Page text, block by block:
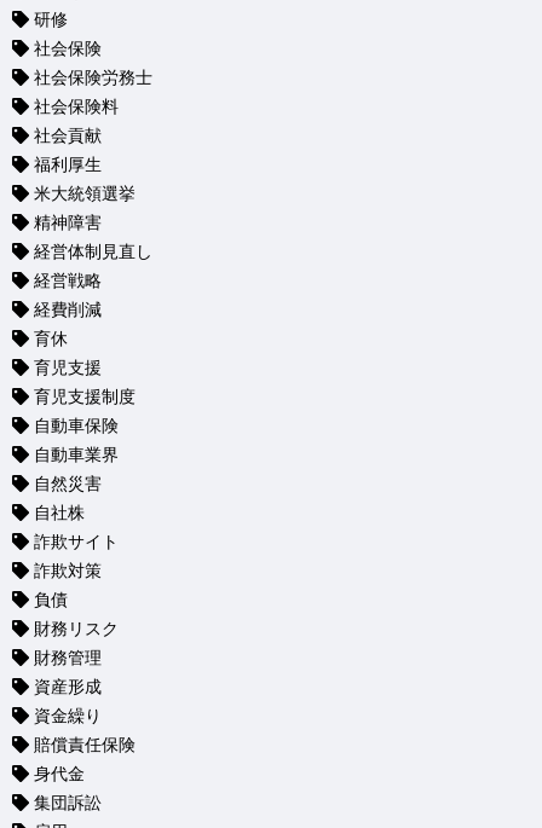
研修
社会保険
社会保険労務士
社会保険料
社会貢献
福利厚生
米大統領選挙
精神障害
経営体制見直し
経営戦略
経費削減
育休
育児支援
育児支援制度
自動車保険
自動車業界
自然災害
自社株
詐欺サイト
詐欺対策
負債
財務リスク
財務管理
資産形成
資金繰り
賠償責任保険
身代金
集団訴訟